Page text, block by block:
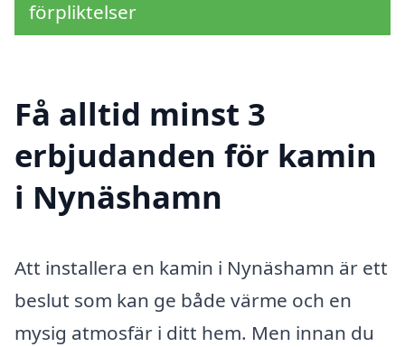
förpliktelser
Få alltid minst 3
erbjudanden för kamin
i Nynäshamn
Att installera en kamin i Nynäshamn är ett
beslut som kan ge både värme och en
mysig atmosfär i ditt hem. Men innan du